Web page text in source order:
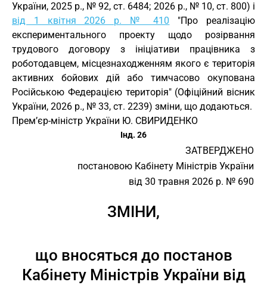
України, 2025 р., № 92, ст. 6484; 2026 р., № 10, ст. 800) і
від 1 квітня 2026 р. № 410 "Про реалізацію
експериментального проекту щодо розірвання
трудового договору з ініціативи працівника з
роботодавцем, місцезнаходженням якого є територія
активних бойових дій або тимчасово окупована
Російською Федерацією територія" (Офіційний вісник
України, 2026 р., № 33, ст. 2239) зміни, що додаються.
Прем’єр-міністр України Ю. СВИРИДЕНКО
Інд. 26
ЗАТВЕРДЖЕНО
постановою Кабінету Міністрів України
від 30 травня 2026 р. № 690
ЗМІНИ,
що вносяться до постанов
Кабінету Міністрів України від